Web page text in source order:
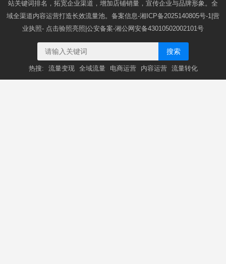
站关键词排名，拓宽企业渠道，增加店铺销量，宣传企业与品牌形象。全
域全渠道内容运营打造长效流量池。备案信息-湘ICP备2025140805号-1 |营
业执照- 点击验照亮照 |公安备案-湘公网安备43010502002101号
搜索
热搜: 流量变现 全域流量 电商运营 内容运营 流量转化